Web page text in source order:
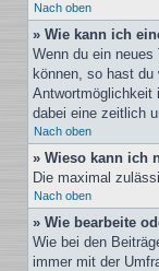
Nach oben
» Wie kann ich
Wenn du ein
können, so hast
Antwortmöglichkeit
dabei eine zeitlich
Nach oben
» Wieso kann ich
Die maximal
Nach oben
» Wie bearbeite
Wie bei den
immer mit der